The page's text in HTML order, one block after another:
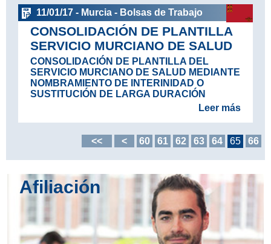
11/01/17 - Murcia - Bolsas de Trabajo
CONSOLIDACIÓN DE PLANTILLA
SERVICIO MURCIANO DE SALUD
CONSOLIDACIÓN DE PLANTILLA DEL
SERVICIO MURCIANO DE SALUD MEDIANTE
NOMBRAMIENTO DE INTERINIDAD O
SUSTITUCIÓN DE LARGA DURACIÓN
Leer más
<< < 60 61 62 63 64 65 66
Afiliación